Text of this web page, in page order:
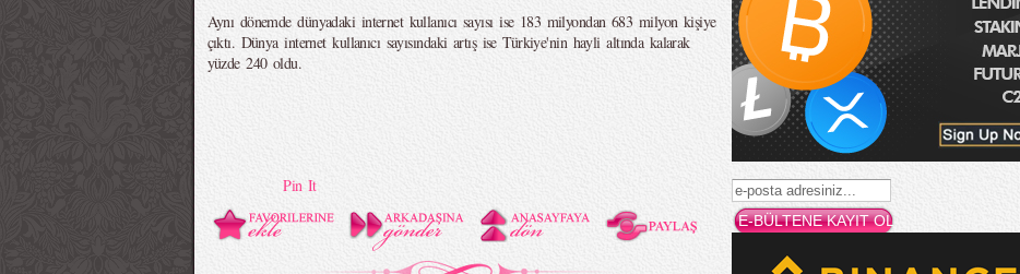
Aynı dönemde dünyadaki internet kullanıcı sayısı ise 183 milyondan 683 milyon kişiye
çıktı. Dünya internet kullanıcı sayısındaki artış ise Türkiye'nin hayli altında kalarak
yüzde 240 oldu.
Pin It